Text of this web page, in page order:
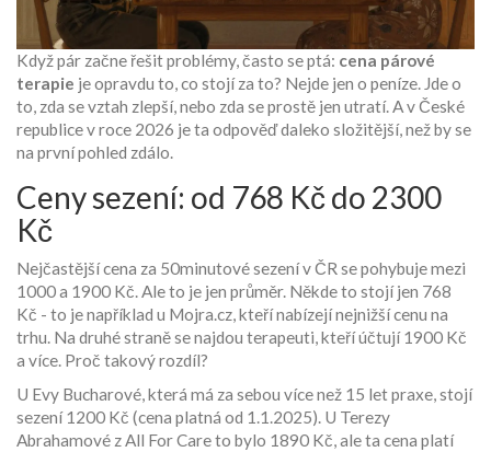
Když pár začne řešit problémy, často se ptá: cena párové
terapie je opravdu to, co stojí za to? Nejde jen o peníze. Jde o
to, zda se vztah zlepší, nebo zda se prostě jen utratí. A v České
republice v roce 2026 je ta odpověď daleko složitější, než by se
na první pohled zdálo.
Ceny sezení: od 768 Kč do 2300
Kč
Nejčastější cena za 50minutové sezení v ČR se pohybuje mezi
1000 a 1900 Kč. Ale to je jen průměr. Někde to stojí jen 768
Kč - to je například u Mojra.cz, kteří nabízejí nejnižší cenu na
trhu. Na druhé straně se najdou terapeuti, kteří účtují 1900 Kč
a více. Proč takový rozdíl?
U Evy Bucharové, která má za sebou více než 15 let praxe, stojí
sezení 1200 Kč (cena platná od 1.1.2025). U Terezy
Abrahamové z All For Care to bylo 1890 Kč, ale ta cena platí